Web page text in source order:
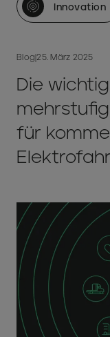
Innovation
Blog|25. März 2025
Die
für